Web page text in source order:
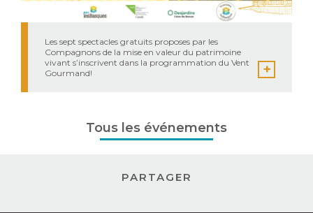
Les sept spectacles gratuits proposes par les
Compagnons de la mise en valeur du patrimoine
vivant s’inscrivent dans la programmation du Vent
Gourmand!
Tous les événements
PARTAGER